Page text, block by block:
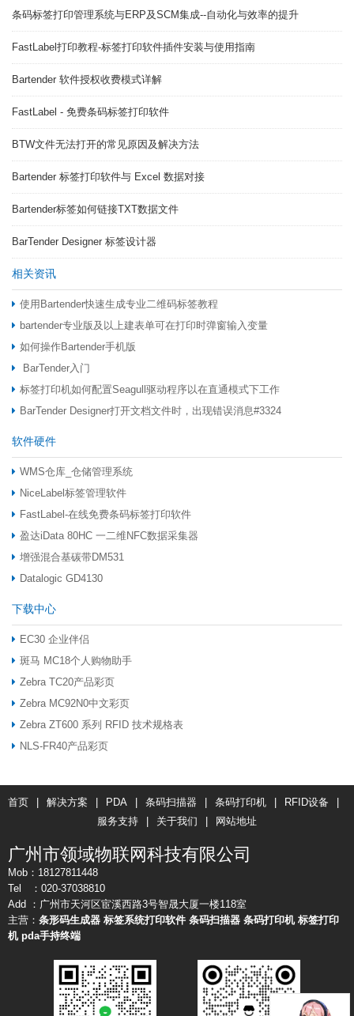
条码标签打印管理系统与ERP及SCM集成--自动化与效率的提升
FastLabel打印教程-标签打印软件插件安装与使用指南
Bartender 软件授权收费模式详解
FastLabel - 免费条码标签打印软件
BTW文件无法打开的常见原因及解决方法
Bartender 标签打印软件与 Excel 数据对接
Bartender标签如何链接TXT数据文件
BarTender Designer 标签设计器
相关资讯
使用Bartender快速生成专业二维码标签教程
bartender专业版及以上建表单可在打印时弹窗输入变量
如何操作Bartender手机版
BarTender入门
标签打印机如何配置Seagull驱动程序以在直通模式下工作
BarTender Designer打开文档文件时，出现错误消息#3324
软件硬件
WMS仓库_仓储管理系统
NiceLabel标签管理软件
FastLabel-在线免费条码标签打印软件
盈达iData 80HC 一二维NFC数据采集器
增强混合基碳带DM531
Datalogic GD4130
下载中心
EC30 企业伴侣
斑马 MC18个人购物助手
Zebra TC20产品彩页
Zebra MC92N0中文彩页
Zebra ZT600 系列 RFID 技术规格表
NLS-FR40产品彩页
首页 解决方案 PDA 条码扫描器 条码打印机 RFID设备
服务支持
关于我们 网站地址
广州市领域物联网科技有限公司
Mob：18127811448
Tel ：020-37038810
Add ：广州市天河区宦溪西路3号智晟大厦一楼118室
主营： 条形码生成器 标签系统打印软件 条码扫描器 条码打印机 标签打印
机 pda手持终端